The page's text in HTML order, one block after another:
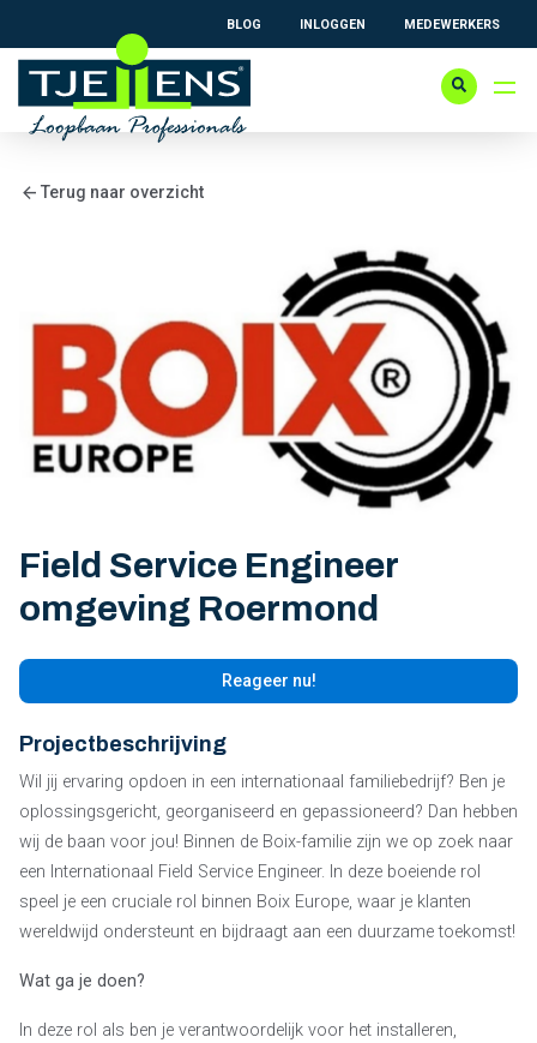
BLOG INLOGGEN MEDEWERKERS
arrow_back Terug naar overzicht
Field Service Engineer
omgeving Roermond
Reageer nu!
Projectbeschrijving
Wil jij ervaring opdoen in een internationaal familiebedrijf? Ben je
oplossingsgericht, georganiseerd en gepassioneerd? Dan hebben
wij de baan voor jou! Binnen de Boix-familie zijn we op zoek naar
een Internationaal Field Service Engineer. In deze boeiende rol
speel je een cruciale rol binnen Boix Europe, waar je klanten
wereldwijd ondersteunt en bijdraagt aan een duurzame toekomst!
Wat ga je doen?
In deze rol als ben je verantwoordelijk voor het installeren,